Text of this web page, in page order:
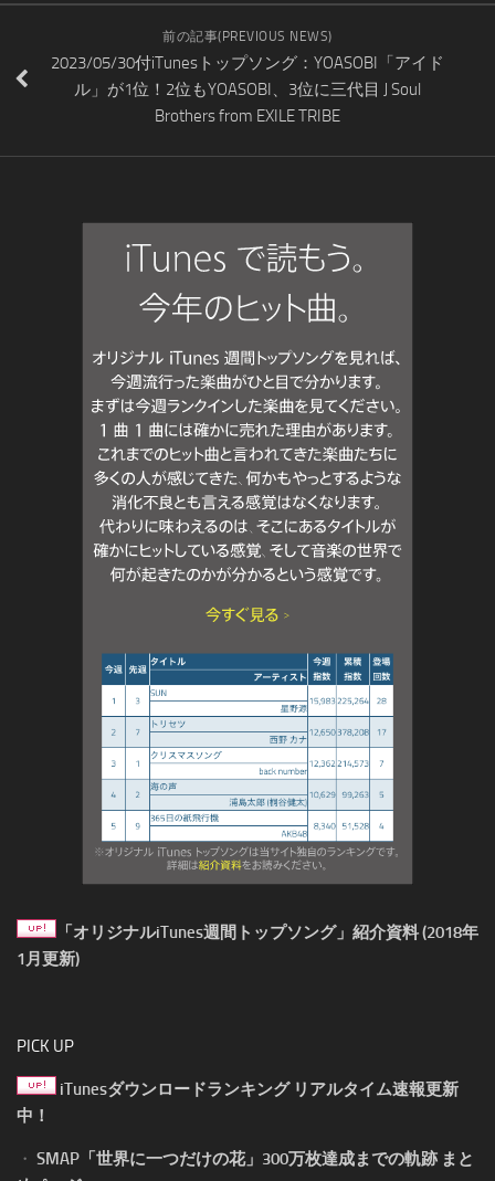
前の記事(PREVIOUS NEWS)
2023/05/30付iTunesトップソング：YOASOBI「アイド
ル」が1位！2位もYOASOBI、3位に三代目 J Soul
Brothers from EXILE TRIBE
「オリジナルiTunes週間トップソング」紹介資料 (2018年
1月更新)
PICK UP
iTunesダウンロードランキング リアルタイム速報更新
中！
・ SMAP「世界に一つだけの花」300万枚達成までの軌跡 まと